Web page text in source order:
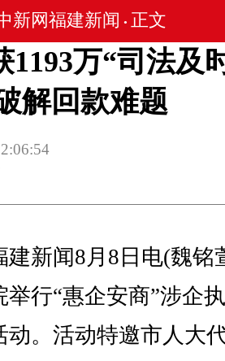
新网福建新闻 • 正文
1193万“司法及
解回款难题
新闻8月8日电(魏铭
举行“惠企安商”涉企
动。活动特邀市人大